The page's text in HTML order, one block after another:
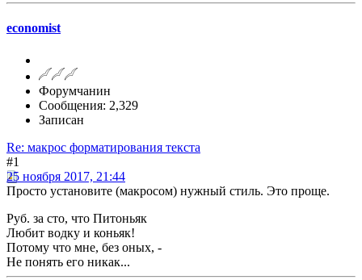
economist
Форумчанин
Сообщения: 2,329
Записан
Re: макрос форматирования текста
#1
25 ноября 2017, 21:44
Просто установите (макросом) нужный стиль. Это проще.
Руб. за сто, что Питоньяк
Любит водку и коньяк!
Потому что мне, без оных, -
Не понять его никак...